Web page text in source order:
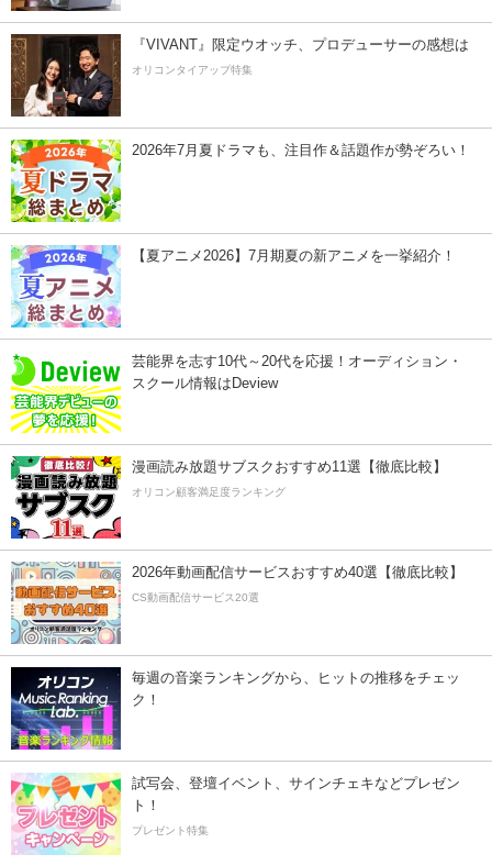
『VIVANT』限定ウオッチ、プロデューサーの感想は
オリコンタイアップ特集
2026年7月夏ドラマも、注目作＆話題作が勢ぞろい！
【夏アニメ2026】7月期夏の新アニメを一挙紹介！
芸能界を志す10代～20代を応援！オーディション・
スクール情報はDeview
漫画読み放題サブスクおすすめ11選【徹底比較】
オリコン顧客満足度ランキング
2026年動画配信サービスおすすめ40選【徹底比較】
CS動画配信サービス20選
毎週の音楽ランキングから、ヒットの推移をチェッ
ク！
試写会、登壇イベント、サインチェキなどプレゼン
ト！
プレゼント特集